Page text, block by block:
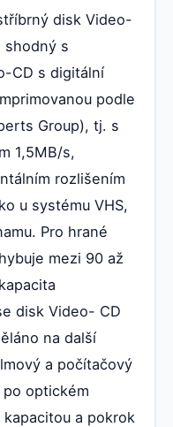
disk Video-
shodný s
CD s digitální
podle
Group), tj. s
1,5MB/s,
rozlišením
u systému VHS,
Pro hrané
mezi 90 až
disk Video- CD
na další
a počítačový
optickém
a pokrok